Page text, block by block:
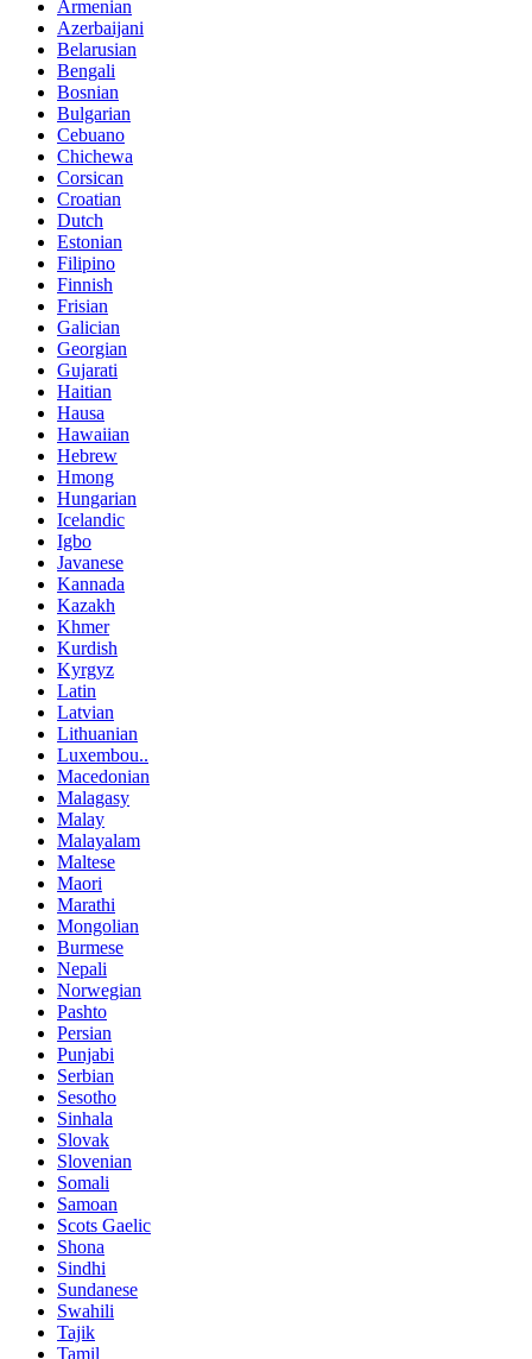
Armenian
Azerbaijani
Belarusian
Bengali
Bosnian
Bulgarian
Cebuano
Chichewa
Corsican
Croatian
Dutch
Estonian
Filipino
Finnish
Frisian
Galician
Georgian
Gujarati
Haitian
Hausa
Hawaiian
Hebrew
Hmong
Hungarian
Icelandic
Igbo
Javanese
Kannada
Kazakh
Khmer
Kurdish
Kyrgyz
Latin
Latvian
Lithuanian
Luxembou..
Macedonian
Malagasy
Malay
Malayalam
Maltese
Maori
Marathi
Mongolian
Burmese
Nepali
Norwegian
Pashto
Persian
Punjabi
Serbian
Sesotho
Sinhala
Slovak
Slovenian
Somali
Samoan
Scots Gaelic
Shona
Sindhi
Sundanese
Swahili
Tajik
Tamil